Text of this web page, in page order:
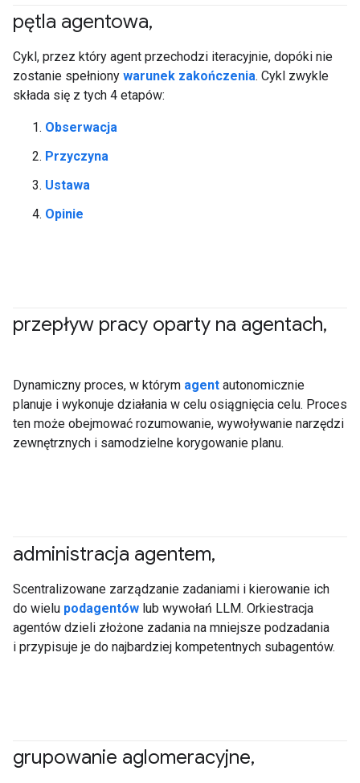
pętla agentowa,
Cykl, przez który agent przechodzi iteracyjnie, dopóki nie
zostanie spełniony warunek zakończenia. Cykl zwykle
składa się z tych 4 etapów:
Obserwacja
Przyczyna
Ustawa
Opinie
przepływ pracy oparty na agentach,
Dynamiczny proces, w którym agent autonomicznie
planuje i wykonuje działania w celu osiągnięcia celu. Proces
ten może obejmować rozumowanie, wywoływanie narzędzi
zewnętrznych i samodzielne korygowanie planu.
administracja agentem,
Scentralizowane zarządzanie zadaniami i kierowanie ich
do wielu podagentów lub wywołań LLM. Orkiestracja
agentów dzieli złożone zadania na mniejsze podzadania
i przypisuje je do najbardziej kompetentnych subagentów.
grupowanie aglomeracyjne,